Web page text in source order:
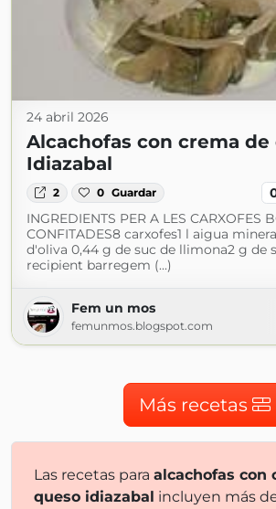
24 abril 2026
Alcachofas con crema de
Idiazabal
2 0 Guardar
INGREDIENTS PER A LES CARXOFES
CONFITADES8 carxofes1 l aigua
d'oliva 0,44 g de suc de llimona2 g de
recipient barregem (...)
Fem un mos
femunmos.blogspot.com
Más recetas
Las recetas para alcachofas con
queso idiazabal incluyen más